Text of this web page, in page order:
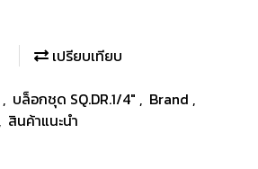
เปรียบเทียบ
, บล็อกชุด SQ.DR.1/4" , Brand ,
, สินค้าแนะนำ